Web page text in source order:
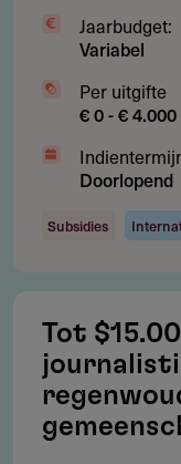
Restricties
Geen
rechtspersonen
Alleen media in
zijn goedgekeurd
Financiering niet
Financiering
Maximaal circa $
projectomvang en
Jaarbudget:
Variabel
Per uitgifte
€ 0 - € 4.000
Doorlopend
Subsidies
Tot